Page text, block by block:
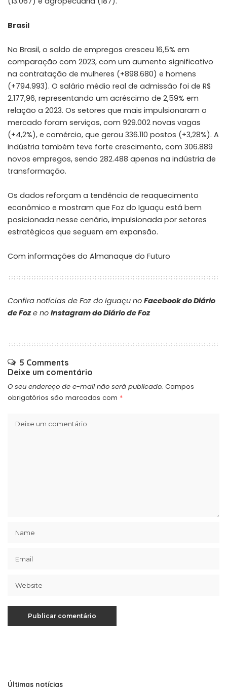
Brasil
No Brasil, o saldo de empregos cresceu 16,5% em
comparação com 2023, com um aumento significativo
na contratação de mulheres (+898.680) e homens
(+794.993). O salário médio real de admissão foi de R$
2.177,96, representando um acréscimo de 2,59% em
relação a 2023. Os setores que mais impulsionaram o
mercado foram serviços, com 929.002 novas vagas
(+4,2%), e comércio, que gerou 336.110 postos (+3,28%). A
indústria também teve forte crescimento, com 306.889
novos empregos, sendo 282.488 apenas na indústria de
transformação.
Os dados reforçam a tendência de reaquecimento
econômico e mostram que Foz do Iguaçu está bem
posicionada nesse cenário, impulsionada por setores
estratégicos que seguem em expansão.
Com informações do Almanaque do Futuro
Confira notícias de Foz do Iguaçu no Facebook do Diário
de Foze no Instagram do Diário de Foz
5 Comments
Deixe um comentário
O seu endereço de e-mail não será publicado. Campos
obrigatórios são marcados com *
Últimas notícias